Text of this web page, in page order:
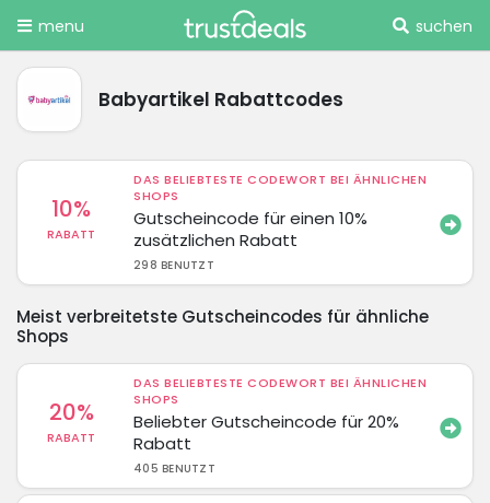
menu suchen
Babyartikel Rabattcodes
10%
RABATT
DAS BELIEBTESTE CODEWORT BEI ÄHNLICHEN
SHOPS
Gutscheincode für einen 10%
zusätzlichen Rabatt
298 BENUTZT
Meist verbreitetste Gutscheincodes für ähnliche
Shops
20%
RABATT
DAS BELIEBTESTE CODEWORT BEI ÄHNLICHEN
SHOPS
Beliebter Gutscheincode für 20%
Rabatt
405 BENUTZT